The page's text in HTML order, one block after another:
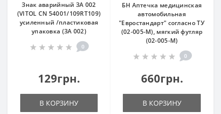
Знак аварийный ЗА 002
(VITOL CN 54001/109RT109)
усиленный /пластиковая
упаковка (ЗА 002)
0
129грн.
В КОРЗИНУ
БН Аптечка медицинская
автомобильная
"Евростандарт" согласно ТУ
(02-005-М), мягкий футляр
(02-005-М)
0
660грн.
В КОРЗИНУ